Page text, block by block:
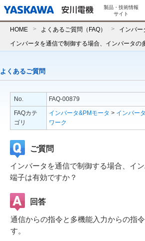
製品・技術情報
サイト
HOME よくあるご質問（FAQ） インバー
よくあるご質問
No.
FAQ-00879
FAQカテ
ゴリ
インバータ&PMモータ > インバータ
ワーク
ご質問
インバータを通信で制御する場合、イ
端子は有効ですか？
回答
通信からの指令と多機能入力からの指
す。